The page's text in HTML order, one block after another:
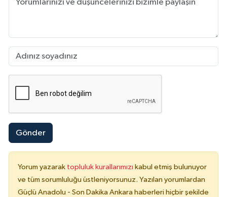
Gönder
Yorum yazarak topluluk kurallarımızı kabul etmiş bulunuyor
ve tüm sorumluluğu üstleniyorsunuz. Yazılan yorumlardan
Güçlü Anadolu - Son Dakika Ankara haberleri hiçbir şekilde